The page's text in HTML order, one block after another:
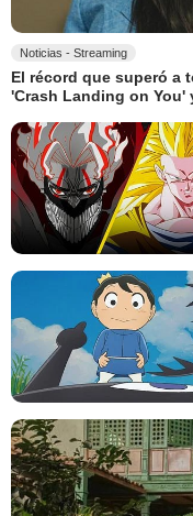
Noticias - Streaming
El récord que superó a
'Crash Landing on You'